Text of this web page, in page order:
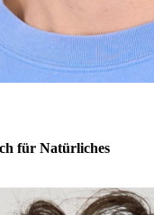
für Natürliches